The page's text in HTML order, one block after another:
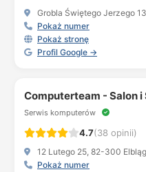
Grobla Świętego Jerzego
Pokaż numer
Pokaż stronę
Profil Google →
Computerteam - Salon i
Serwis komputerów
4.7(38 opinii)
12 Lutego 25, 82-300 Elbląg
Pokaż numer